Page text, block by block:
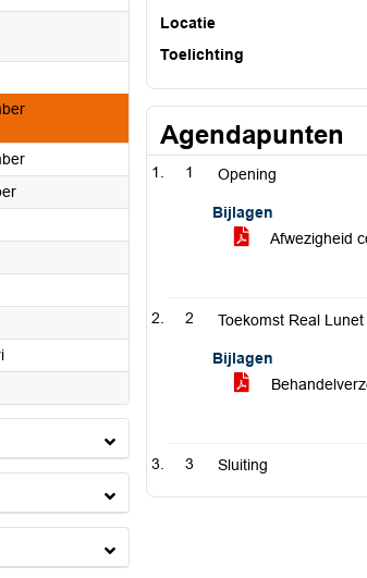
2025
2025
2025
2025
Locatie
Toelichting
Agendapunten
1 Opening
Bijlagen
Afwezigheid
2 Toekomst Real
Bijlagen
3 Sluiting